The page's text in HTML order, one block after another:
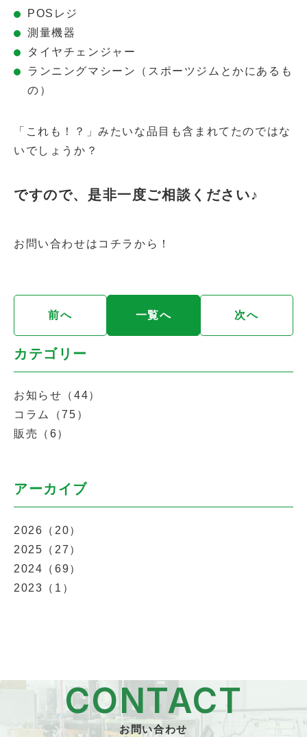
POSレジ
測量機器
タイヤチェンジャー
ランニングマシーン（スポーツジムとかにあるも
の）
「これも！？」みたいな品目も含まれてたのではな
いでしょうか？
ですので、是非一度ご相談ください♪
お問い合わせは コチラから！
前へ 一覧へ 次へ
カテゴリー
お知らせ（44）
コラム（75）
販売（6）
アーカイブ
2026（20）
2025（27）
2024（69）
2023（1）
CONTACT
お問い合わせ